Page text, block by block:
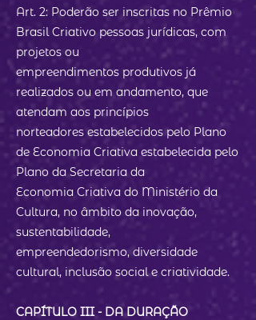
Art. 2: Poderão ser inscritas no Prêmio
Brasil Criativo pessoas jurídicas, com
projetos ou
empreendimentos produtivos já
realizados ou em andamento, que
atendam aos princípios
norteadores estabelecidos pelo Plano
de Economia Criativa estabelecida pelo
Plano da Secretaria da
Economia Criativa do Ministério da
Cultura, no âmbito da inovação,
sustentabilidade,
empreendedorismo, diversidade
cultural, inclusão social e criatividade.
CAPÍTULO III - DA DURAÇÃO